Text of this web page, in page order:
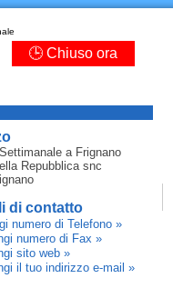
🕒 Chiuso ora
a Frignano
Repubblica snc
di contatto
numero di Telefono »
numero di Fax »
sito web »
il tuo indirizzo e-mail »